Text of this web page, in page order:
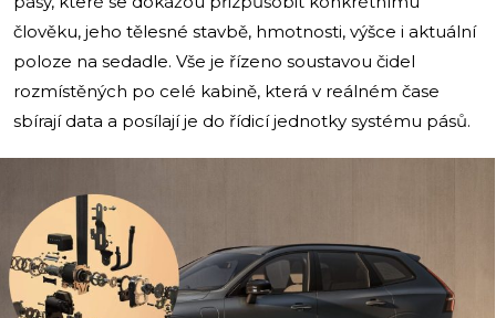
člověku, jeho tělesné stavbě, hmotnosti, výšce i aktuální
poloze na sedadle. Vše je řízeno soustavou čidel
rozmístěných po celé kabině, která v reálném čase
sbírají data a posílají je do řídicí jednotky systému pásů.